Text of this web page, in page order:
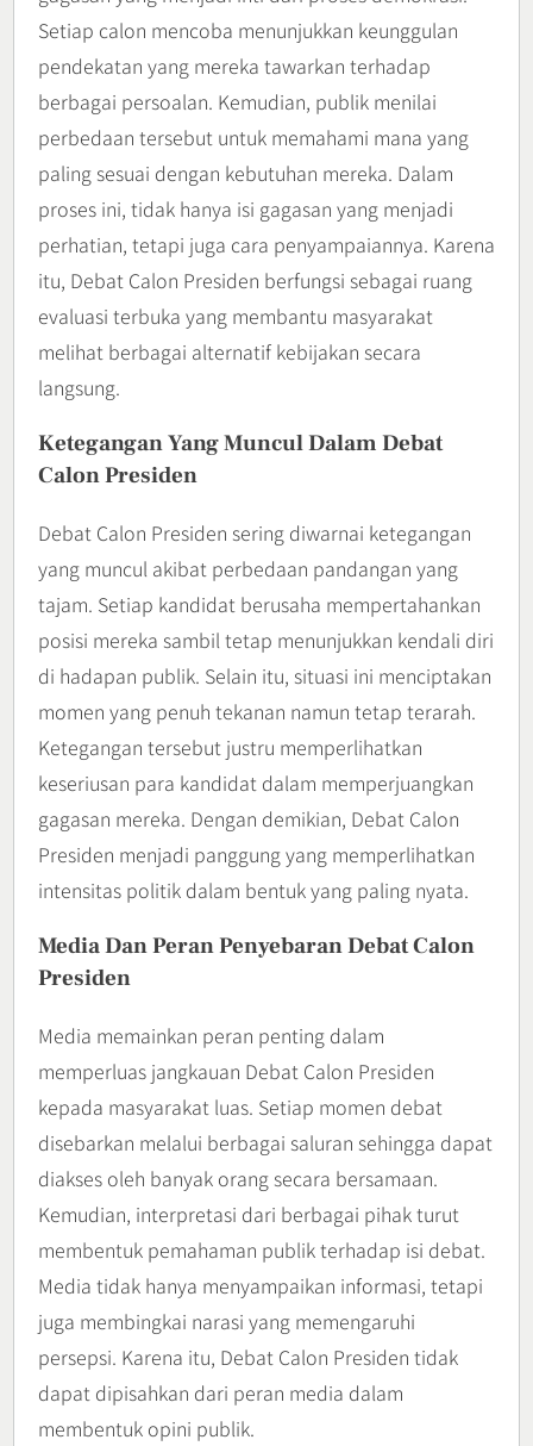
Setiap calon mencoba menunjukkan keunggulan
pendekatan yang mereka tawarkan terhadap
berbagai persoalan. Kemudian, publik menilai
perbedaan tersebut untuk memahami mana yang
paling sesuai dengan kebutuhan mereka. Dalam
proses ini, tidak hanya isi gagasan yang menjadi
perhatian, tetapi juga cara penyampaiannya. Karena
itu, Debat Calon Presiden berfungsi sebagai ruang
evaluasi terbuka yang membantu masyarakat
melihat berbagai alternatif kebijakan secara
langsung.
Ketegangan Yang Muncul Dalam Debat
Calon Presiden
Debat Calon Presiden sering diwarnai ketegangan
yang muncul akibat perbedaan pandangan yang
tajam. Setiap kandidat berusaha mempertahankan
posisi mereka sambil tetap menunjukkan kendali diri
di hadapan publik. Selain itu, situasi ini menciptakan
momen yang penuh tekanan namun tetap terarah.
Ketegangan tersebut justru memperlihatkan
keseriusan para kandidat dalam memperjuangkan
gagasan mereka. Dengan demikian, Debat Calon
Presiden menjadi panggung yang memperlihatkan
intensitas politik dalam bentuk yang paling nyata.
Media Dan Peran Penyebaran Debat Calon
Presiden
Media memainkan peran penting dalam
memperluas jangkauan Debat Calon Presiden
kepada masyarakat luas. Setiap momen debat
disebarkan melalui berbagai saluran sehingga dapat
diakses oleh banyak orang secara bersamaan.
Kemudian, interpretasi dari berbagai pihak turut
membentuk pemahaman publik terhadap isi debat.
Media tidak hanya menyampaikan informasi, tetapi
juga membingkai narasi yang memengaruhi
persepsi. Karena itu, Debat Calon Presiden tidak
dapat dipisahkan dari peran media dalam
membentuk opini publik.